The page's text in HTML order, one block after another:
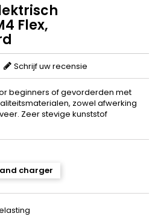
Flex,
Schrijf uw recensie
beginners of gevorderden met
zowel afwerking
Zeer stevige kunststof
charger